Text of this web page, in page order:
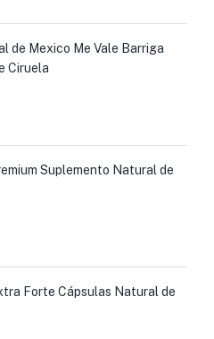
de Mexico Me Vale Barriga
Ciruela
Suplemento Natural de
Forte Cápsulas Natural de